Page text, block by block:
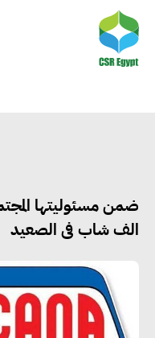
ضمن مسئوليتها
الف شاب فى الصعيد